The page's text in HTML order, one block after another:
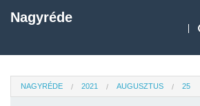
Nagyréde
NAGYRÉDE 2021 AUGUSZTUS 25